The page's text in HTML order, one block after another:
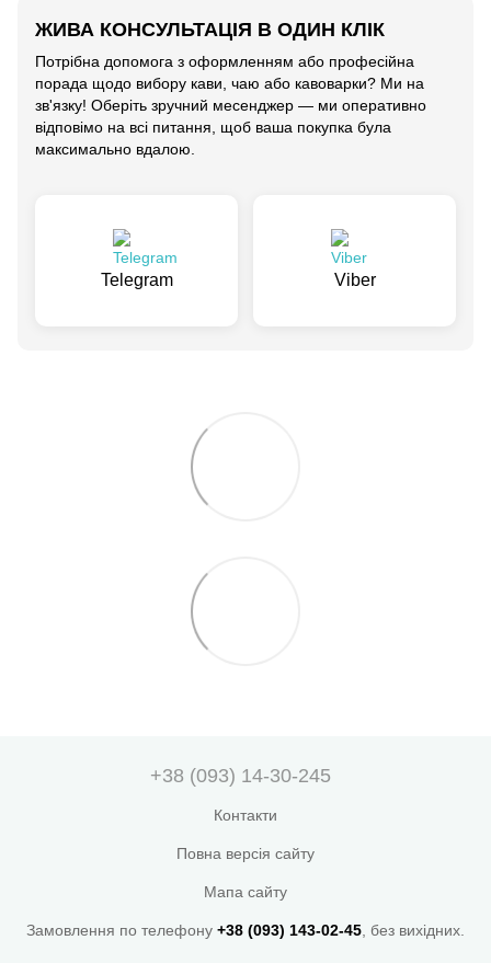
ЖИВА КОНСУЛЬТАЦІЯ В ОДИН КЛІК
Потрібна допомога з оформленням або професійна
порада щодо вибору кави, чаю або кавоварки? Ми на
зв'язку! Оберіть зручний месенджер — ми оперативно
відповімо на всі питання, щоб ваша покупка була
максимально вдалою.
Telegram Viber
+38 (093) 14-30-245
Контакти
Повна версія сайту
Мапа сайту
Замовлення по телефону +38 (093) 143-02-45 , без вихідних.